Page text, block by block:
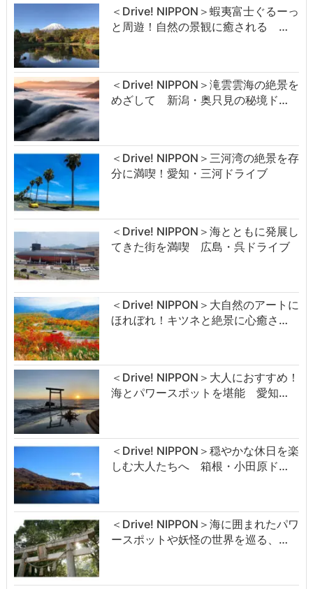
＜Drive! NIPPON＞蝦夷富士ぐるーっ
と周遊！自然の景観に癒される …
＜Drive! NIPPON＞滝雲雲海の絶景を
めざして 新潟・奥只見の秘境ド…
＜Drive! NIPPON＞三河湾の絶景を存
分に満喫！愛知・三河ドライブ
＜Drive! NIPPON＞海とともに発展し
てきた街を満喫 広島・呉ドライブ
＜Drive! NIPPON＞大自然のアートに
ほれぼれ！キツネと絶景に心癒さ…
＜Drive! NIPPON＞大人におすすめ！
海とパワースポットを堪能 愛知…
＜Drive! NIPPON＞穏やかな休日を楽
しむ大人たちへ 箱根・小田原ド…
＜Drive! NIPPON＞海に囲まれたパワ
ースポットや妖怪の世界を巡る、…